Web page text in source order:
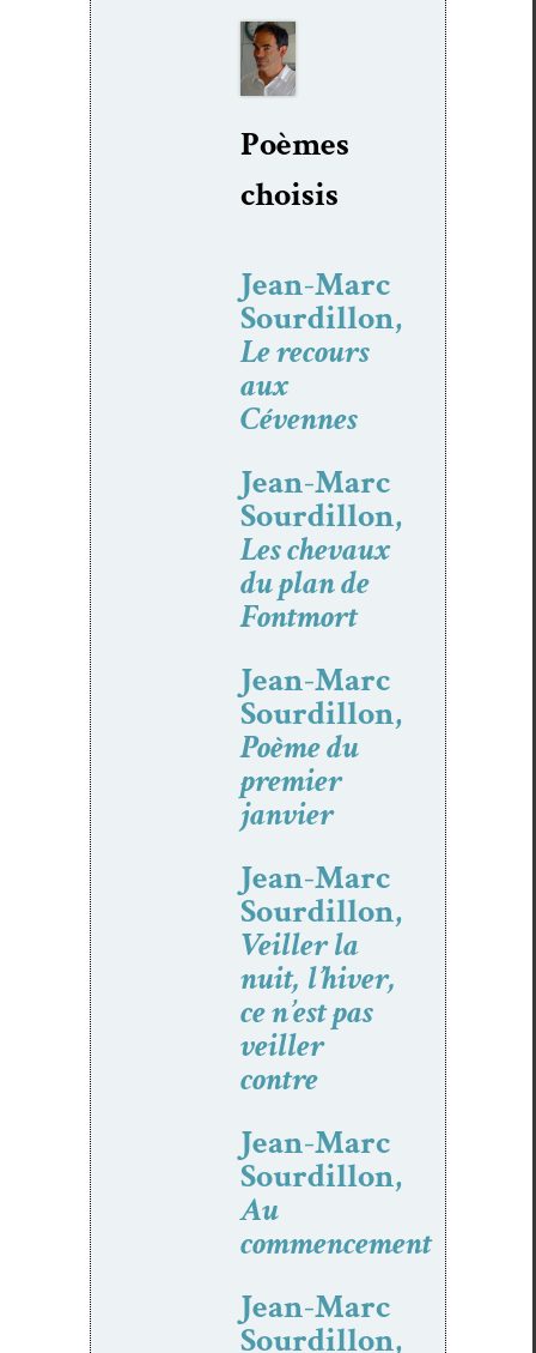
Poèmes
choi­sis
Jean-Marc
Sourdillon,
Le recours
aux
Cévennes
Jean-Marc
Sourdillon,
Les chevaux
du plan de
Fontmort
Jean-Marc
Sourdillon,
Poème du
premier
janvier
Jean-Marc
Sourdillon,
Veiller la
nuit, l’hiver,
ce n’est pas
veiller
contre
Jean-Marc
Sourdillon,
Au
commencement
Jean-Marc
Sourdillon,